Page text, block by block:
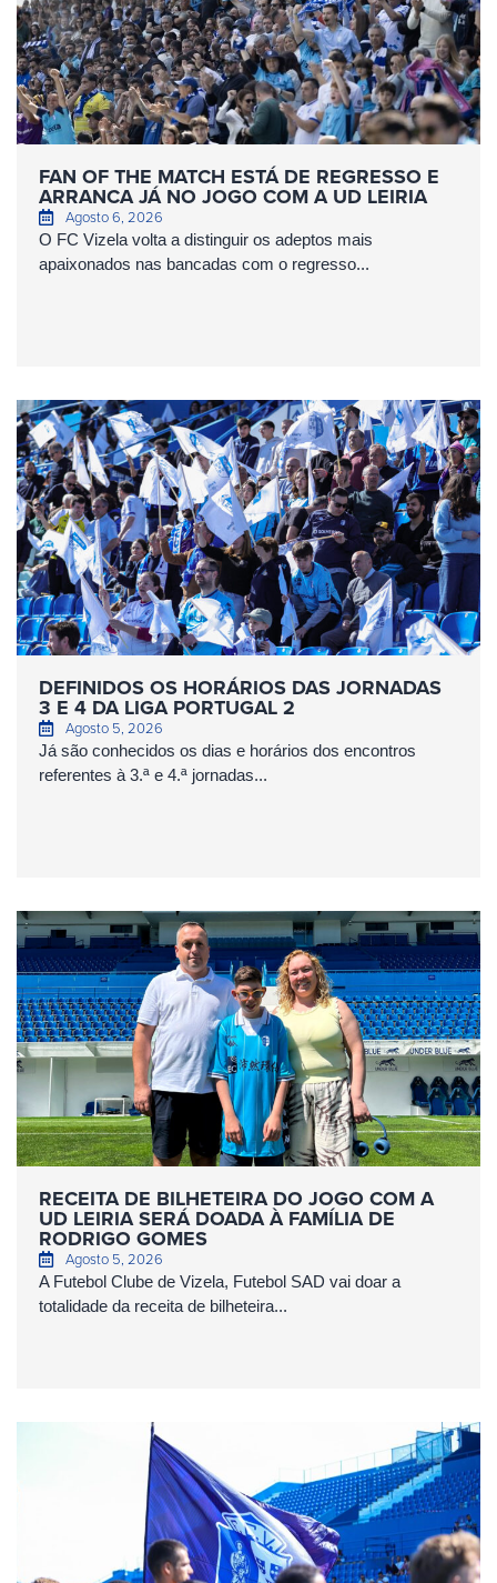
FAN OF THE MATCH ESTÁ DE REGRESSO E
ARRANCA JÁ NO JOGO COM A UD LEIRIA
Agosto 6, 2026
O FC Vizela volta a distinguir os adeptos mais
apaixonados nas bancadas com o regresso...
DEFINIDOS OS HORÁRIOS DAS JORNADAS
3 E 4 DA LIGA PORTUGAL 2
Agosto 5, 2026
Já são conhecidos os dias e horários dos encontros
referentes à 3.ª e 4.ª jornadas...
RECEITA DE BILHETEIRA DO JOGO COM A
UD LEIRIA SERÁ DOADA À FAMÍLIA DE
RODRIGO GOMES
Agosto 5, 2026
A Futebol Clube de Vizela, Futebol SAD vai doar a
totalidade da receita de bilheteira...